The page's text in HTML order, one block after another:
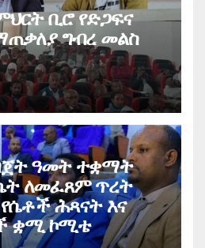
ቢሮ የድጋፍና
ግብረ መልስ
ዓመት ተቋማት
ለመፈጸም ጥረት
የሴቶች ሕጻናት እና
ቋሚ ኮሚቴ